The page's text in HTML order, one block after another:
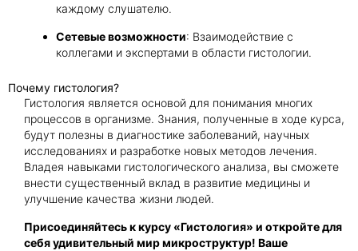
каждому слушателю.
Сетевые возможности: Взаимодействие с
коллегами и экспертами в области гистологии.
Почему гистология?
Гистология является основой для понимания многих
процессов в организме. Знания, полученные в ходе курса,
будут полезны в диагностике заболеваний, научных
исследованиях и разработке новых методов лечения.
Владея навыками гистологического анализа, вы сможете
внести существенный вклад в развитие медицины и
улучшение качества жизни людей.
Присоединяйтесь к курсу «Гистология» и откройте для
себя удивительный мир микроструктур! Ваше